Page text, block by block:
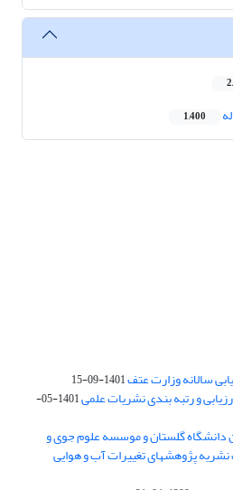
1,400
سالانه وزارت عتف1401-09-15
و رتبه بندی نشریات علمی
1401-05-
دانشگاه گلستان و موسسه علوم جوی و
پژوهشهای تغییرات آب و هوایی